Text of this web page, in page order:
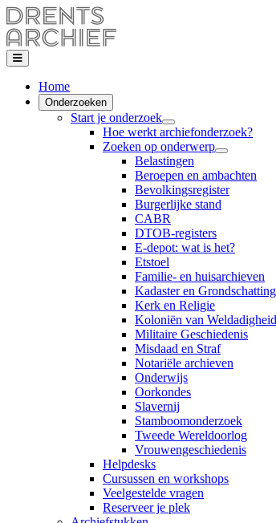
Home
Onderzoeken
Start je onderzoek
Hoe werkt archiefonderzoek?
Zoeken op onderwerp
Belastingen
Beroepen en ambachten
Bevolkingsregister
Burgerlijke stand
CABR
DTOB-registers
E-depot: wat is het?
Etstoel
Familie- en huisarchieven
Kadaster en Grondschatting
Kerk en Religie
Koloniën van Weldadigheid
Militaire Geschiedenis
Misdaad en Straf
Notariële archieven
Onderwijs
Oorkondes
Slavernij
Stamboomonderzoek
Tweede Wereldoorlog
Vrouwengeschiedenis
Helpdesks
Cursussen en workshops
Veelgestelde vragen
Reserveer je plek